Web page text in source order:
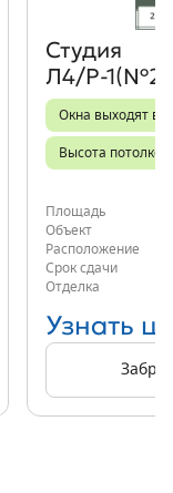
Студия
Л4/Р-
Окна выходят во
Высота
Площадь
Объект
Расположение
Срок сдачи
Отделка
Узнать